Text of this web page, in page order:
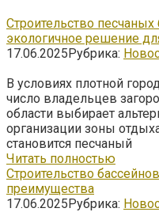
Строительство
экологичное решение
17.06.2025Рубрика:
В условиях плотной
число владельцев
области выбирает
организации зоны
становится песчаный
Читать полностью
Строительство
преимущества
17.06.2025Рубрика: